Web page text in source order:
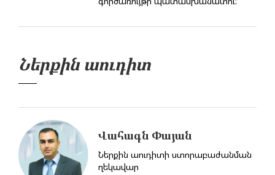
Ներքին աուդիտ
Վահագն Փայան
Ներքին աուդիտի ստորաբաժանման
ղեկավար